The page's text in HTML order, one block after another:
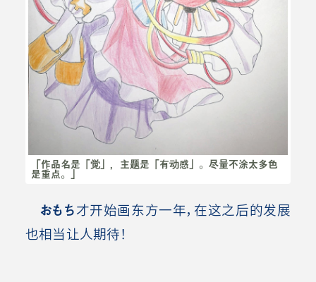
「作品名是「觉」，主题是「有动感」。尽量不涂太多色
是重点。」
おもち才开始画东方一年，在这之后的发展
也相当让人期待！